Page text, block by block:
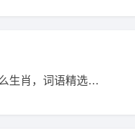
一八高中龙凤舞指是代表什么生肖，词语精选释义解释